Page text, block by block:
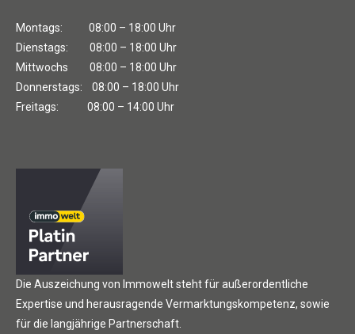
Montags: 08:00 – 18:00 Uhr
Dienstags: 08:00 – 18:00 Uhr
Mittwochs 08:00 – 18:00 Uhr
Donnerstags: 08:00 – 18:00 Uhr
Freitags: 08:00 – 14:00 Uhr
Die Auszeichung von Immowelt steht für außerordentliche
Expertise und herausragende Vermarktungskompetenz, sowie
für die langjährige Partnerschaft.